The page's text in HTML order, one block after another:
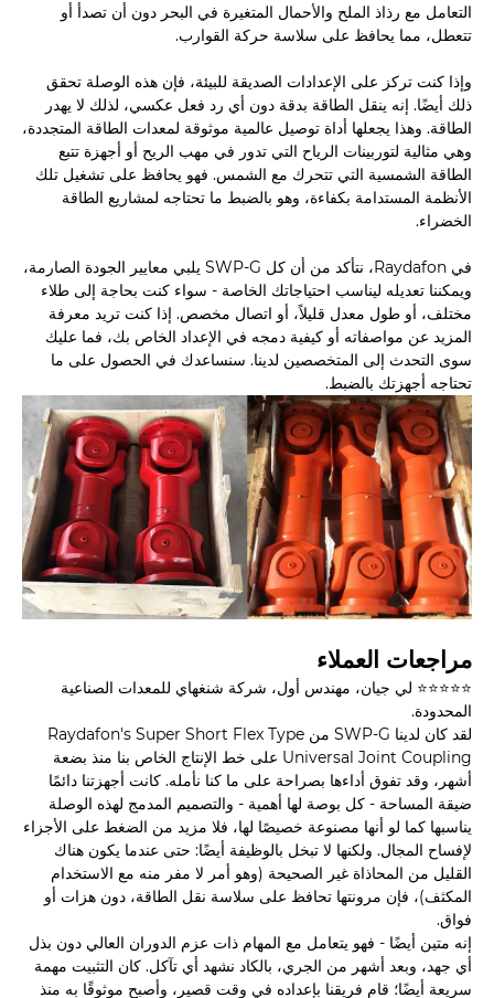
التعامل مع رذاذ الملح والأحمال المتغيرة في البحر دون أن تصدأ أو
تتعطل، مما يحافظ على سلاسة حركة القوارب.
وإذا كنت تركز على الإعدادات الصديقة للبيئة، فإن هذه الوصلة تحقق
ذلك أيضًا. إنه ينقل الطاقة بدقة دون أي رد فعل عكسي، لذلك لا يهدر
الطاقة. وهذا يجعلها أداة توصيل عالمية موثوقة لمعدات الطاقة المتجددة،
وهي مثالية لتوربينات الرياح التي تدور في مهب الريح أو أجهزة تتبع
الطاقة الشمسية التي تتحرك مع الشمس. فهو يحافظ على تشغيل تلك
الأنظمة المستدامة بكفاءة، وهو بالضبط ما تحتاجه لمشاريع الطاقة
الخضراء.
في Raydafon، نتأكد من أن كل SWP-G يلبي معايير الجودة الصارمة،
ويمكننا تعديله ليناسب احتياجاتك الخاصة - سواء كنت بحاجة إلى طلاء
مختلف، أو طول معدل قليلاً، أو اتصال مخصص. إذا كنت تريد معرفة
المزيد عن مواصفاته أو كيفية دمجه في الإعداد الخاص بك، فما عليك
سوى التحدث إلى المتخصصين لدينا. سنساعدك في الحصول على ما
تحتاجه أجهزتك بالضبط.
مراجعات العملاء
⭐⭐⭐⭐⭐ لي جيان، مهندس أول، شركة شنغهاي للمعدات الصناعية
المحدودة.
لقد كان لدينا SWP-G من Raydafon's Super Short Flex Type
Universal Joint Coupling على خط الإنتاج الخاص بنا منذ بضعة
أشهر، وقد تفوق أداءها بصراحة على ما كنا نأمله. كانت أجهزتنا دائمًا
ضيقة المساحة - كل بوصة لها أهمية - والتصميم المدمج لهذه الوصلة
يناسبها كما لو أنها مصنوعة خصيصًا لها، فلا مزيد من الضغط على الأجزاء
لإفساح المجال. ولكنها لا تبخل بالوظيفة أيضًا: حتى عندما يكون هناك
القليل من المحاذاة غير الصحيحة (وهو أمر لا مفر منه مع الاستخدام
المكثف)، فإن مرونتها تحافظ على سلاسة نقل الطاقة، دون هزات أو
فواق.
إنه متين أيضًا - فهو يتعامل مع المهام ذات عزم الدوران العالي دون بذل
أي جهد، وبعد أشهر من الجري، بالكاد نشهد أي تآكل. كان التثبيت مهمة
سريعة أيضًا؛ قام فريقنا بإعداده في وقت قصير، وأصبح موثوقًا به منذ